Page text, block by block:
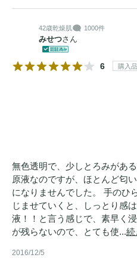
42歳乾燥肌 1000件
みせつさん
6 購入品
無色透明で、少しとろみがあ
原液なのですが、ほとんど匂
になりませんでした。 手のひ
じませていくと、しっとり感
液！！と言う感じで、素早く
が残らないので、とても使...続
2016/12/5